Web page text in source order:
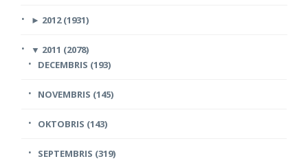
► 2012 (1931)
▼ 2011 (2078)
DECEMBRIS (193)
NOVEMBRIS (145)
OKTOBRIS (143)
SEPTEMBRIS (319)